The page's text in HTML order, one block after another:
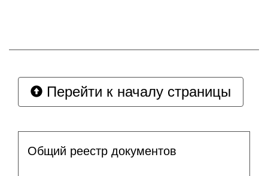
Перейти к началу страницы
Общий реестр документов